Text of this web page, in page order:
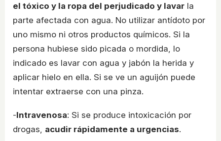
el tóxico y la ropa del perjudicado y lavar la
parte afectada con agua. No utilizar antídoto por
uno mismo ni otros productos químicos. Si la
persona hubiese sido picada o mordida, lo
indicado es lavar con agua y jabón la herida y
aplicar hielo en ella. Si se ve un aguijón puede
intentar extraerse con una pinza.
-Intravenosa: Si se produce intoxicación por
drogas, acudir rápidamente a urgencias.